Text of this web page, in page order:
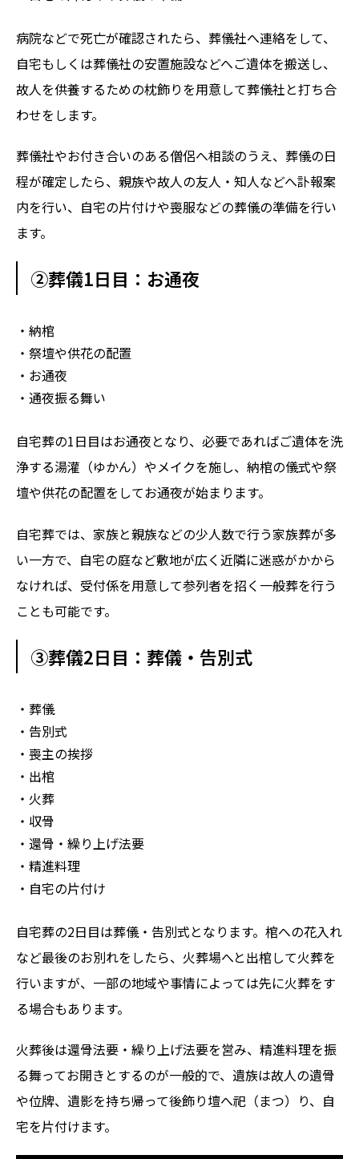
病院などで死亡が確認されたら、葬儀社へ連絡をして、
自宅もしくは葬儀社の安置施設などへご遺体を搬送し、
故人を供養するための枕飾りを用意して葬儀社と打ち合
わせをします。
葬儀社やお付き合いのある僧侶へ相談のうえ、葬儀の日
程が確定したら、親族や故人の友人・知人などへ訃報案
内を行い、自宅の片付けや喪服などの葬儀の準備を行い
ます。
②葬儀1日目：お通夜
・納棺
・祭壇や供花の配置
・お通夜
・通夜振る舞い
自宅葬の1日目はお通夜となり、必要であればご遺体を洗
浄する湯灌（ゆかん）やメイクを施し、納棺の儀式や祭
壇や供花の配置をしてお通夜が始まります。
自宅葬では、家族と親族などの少人数で行う家族葬が多
い一方で、自宅の庭など敷地が広く近隣に迷惑がかから
なければ、受付係を用意して参列者を招く一般葬を行う
ことも可能です。
③葬儀2日目：葬儀・告別式
・葬儀
・告別式
・喪主の挨拶
・出棺
・火葬
・収骨
・還骨・繰り上げ法要
・精進料理
・自宅の片付け
自宅葬の2日目は葬儀・告別式となります。棺への花入れ
など最後のお別れをしたら、火葬場へと出棺して火葬を
行いますが、一部の地域や事情によっては先に火葬をす
る場合もあります。
火葬後は還骨法要・繰り上げ法要を営み、精進料理を振
る舞ってお開きとするのが一般的で、遺族は故人の遺骨
や位牌、遺影を持ち帰って後飾り壇へ祀（まつ）り、自
宅を片付けます。